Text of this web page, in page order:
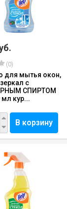
(0)
для мытья окон,
с
СПИРТОМ
мл кур...
В корзину